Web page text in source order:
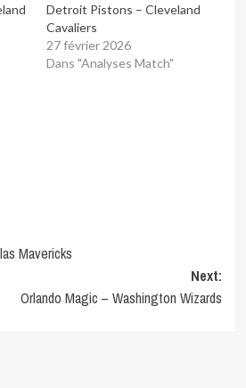
Detroit Pistons – Cleveland
Cavaliers
27 février 2026
Dans "Analyses Match"
Mavericks
Next:
Orlando Magic – Washington Wizards